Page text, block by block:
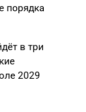
порядка
в три
2029